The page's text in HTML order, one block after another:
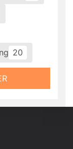
20